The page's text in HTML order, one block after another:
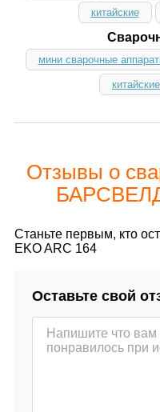
китайские
мини сварочные
китайские
Отзывы о
Станьте первым, кто
EKO ARC 164
Оставьте свой